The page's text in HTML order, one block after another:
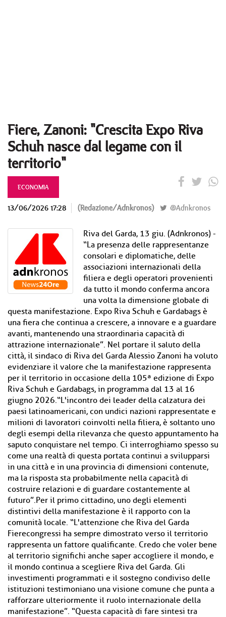
Fiere, Zanoni: "Crescita Expo Riva
Schuh nasce dal legame con il
territorio"
ECONOMIA
13/06/2026 17:28 (Redazione/Adnkronos) @Adnkronos
Riva del Garda, 13 giu. (Adnkronos) -
“La presenza delle rappresentanze
consolari e diplomatiche, delle
associazioni internazionali della
filiera e degli operatori provenienti
da tutto il mondo conferma ancora
una volta la dimensione globale di
questa manifestazione. Expo Riva Schuh e Gardabags è
una fiera che continua a crescere, a innovare e a guardare
avanti, mantenendo una straordinaria capacità di
attrazione internazionale”. Nel portare il saluto della
città, il sindaco di Riva del Garda Alessio Zanoni ha voluto
evidenziare il valore che la manifestazione rappresenta
per il territorio in occasione della 105ª edizione di Expo
Riva Schuh e Gardabags, in programma dal 13 al 16
giugno 2026.“L'incontro dei leader della calzatura dei
paesi latinoamericani, con undici nazioni rappresentate e
milioni di lavoratori coinvolti nella filiera, è soltanto uno
degli esempi della rilevanza che questo appuntamento ha
saputo conquistare nel tempo. Ci interroghiamo spesso su
come una realtà di questa portata continui a svilupparsi
in una città e in una provincia di dimensioni contenute,
ma la risposta sta probabilmente nella capacità di
costruire relazioni e di guardare costantemente al
futuro”.Per il primo cittadino, uno degli elementi
distintivi della manifestazione è il rapporto con la
comunità locale. “L'attenzione che Riva del Garda
Fierecongressi ha sempre dimostrato verso il territorio
rappresenta un fattore qualificante. Credo che voler bene
al territorio significhi anche saper accogliere il mondo, e
il mondo continua a scegliere Riva del Garda. Gli
investimenti programmati e il sostegno condiviso delle
istituzioni testimoniano una visione comune che punta a
rafforzare ulteriormente il ruolo internazionale della
manifestazione”. “Questa capacità di fare sintesi tra